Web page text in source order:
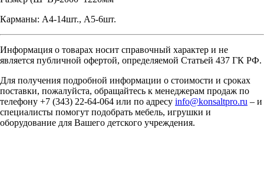
Карманы: А4-14шт., А5-6шт.
Информация о товарах носит справочный характер и не
является публичной офертой, определяемой Статьей 437 ГК РФ.
Для получения подробной информации о стоимости и сроках
поставки, пожалуйста, обращайтесь к менеджерам продаж по
телефону +7 (343) 22-64-064 или по адресу info@konsaltpro.ru – и
специалисты помогут подобрать мебель, игрушки и
оборудование для Вашего детского учреждения.